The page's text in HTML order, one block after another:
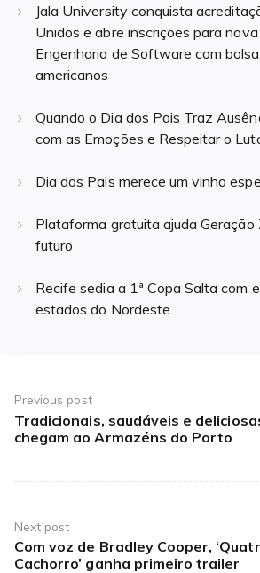
Jala University conquista
Unidos e abre inscrições para
Engenharia de Software com
americanos
Quando o Dia dos Pais Traz
com as Emoções e Respeitar o
Dia dos Pais merece um vinho
Plataforma gratuita ajuda Geração
futuro
Recife sedia a 1ª Copa Salta com
estados do Nordeste
de
Post
Previous post
Previous
post:
Tradicionais, saudáveis e
chegam ao Armazéns do Porto
Next post
Next
Com voz de Bradley Cooper,
Cachorro’ ganha primeiro trailer